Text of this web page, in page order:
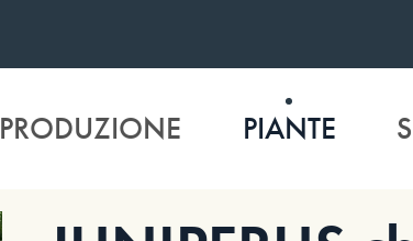
PRODUZIONE PIANTE